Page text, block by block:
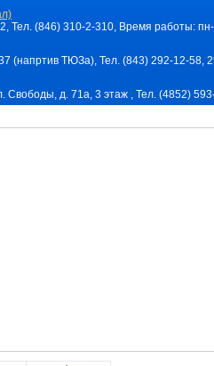
Тел. (846) 310-2-310, Время работы:
(напртив ТЮЗа), Тел. (843) 292-12-
Свободы, д. 71a, 3 этаж , Тел. (4852)